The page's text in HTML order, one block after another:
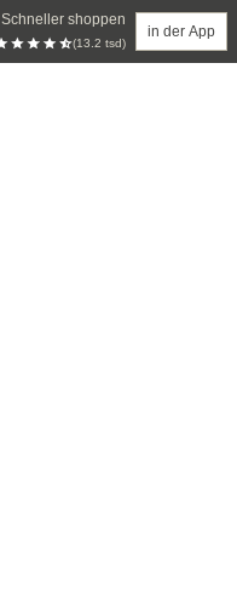
Schneller shoppen
(13.2 tsd)
in der App